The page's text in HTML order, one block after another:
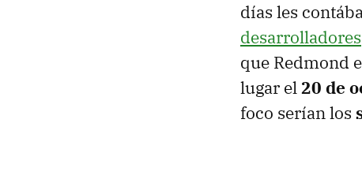
días les
desarrolladores
que Redmond
lugar el20 de
foco serían los